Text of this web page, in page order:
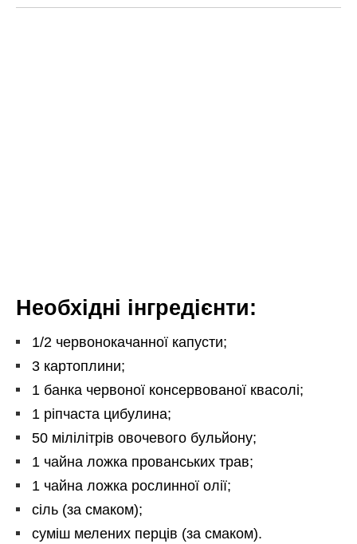
Необхідні інгредієнти:
1/2 червонокачанної капусти;
3 картоплини;
1 банка червоної консервованої квасолі;
1 ріпчаста цибулина;
50 мілілітрів овочевого бульйону;
1 чайна ложка прованських трав;
1 чайна ложка рослинної олії;
сіль (за смаком);
суміш мелених перців (за смаком).